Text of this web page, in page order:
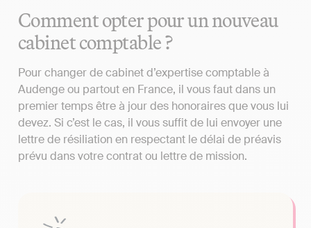
Comment opter pour un nouveau
cabinet comptable ?
Pour changer de cabinet d’expertise comptable à
Audenge ou partout en France, il vous faut dans un
premier temps être à jour des honoraires que vous lui
devez. Si c’est le cas, il vous suffit de lui envoyer une
lettre de résiliation en respectant le délai de préavis
prévu dans votre contrat ou lettre de mission.